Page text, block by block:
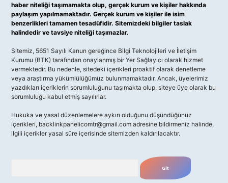
haber niteliği taşımamakta olup, gerçek kurum ve kişiler hakkında
paylaşım yapılmamaktadır. Gerçek kurum ve kişiler ile isim
benzerlikleri tamamen tesadüfidir. Sitemizdeki bilgiler taslak
halindedir ve tavsiye niteliği taşımazlar.
Sitemiz, 5651 Sayılı Kanun gereğince Bilgi Teknolojileri ve İletişim
Kurumu (BTK) tarafından onaylanmış bir Yer Sağlayıcı olarak hizmet
vermektedir. Bu nedenle, sitedeki içerikleri proaktif olarak denetleme
veya araştırma yükümlülüğümüz bulunmamaktadır. Ancak, üyelerimiz
yazdıkları içeriklerin sorumluluğunu taşımakta olup, siteye üye olarak bu
sorumluluğu kabul etmiş sayılırlar.
Hukuka ve yasal düzenlemelere aykırı olduğunu düşündüğünüz
içerikleri, backlinkpanelicomtr@gmail.com adresine bildirmeniz halinde,
ilgili içerikler yasal süre içerisinde sitemizden kaldırılacaktır.